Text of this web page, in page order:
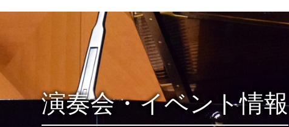
演奏会・イベント情報